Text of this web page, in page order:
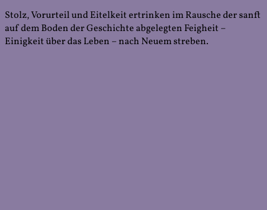
Stolz, Vorurteil und Eitelkeit ertrinken im Rausche der sanft
auf dem Boden der Geschichte abgelegten Feigheit –
Einigkeit über das Leben – nach Neuem streben.